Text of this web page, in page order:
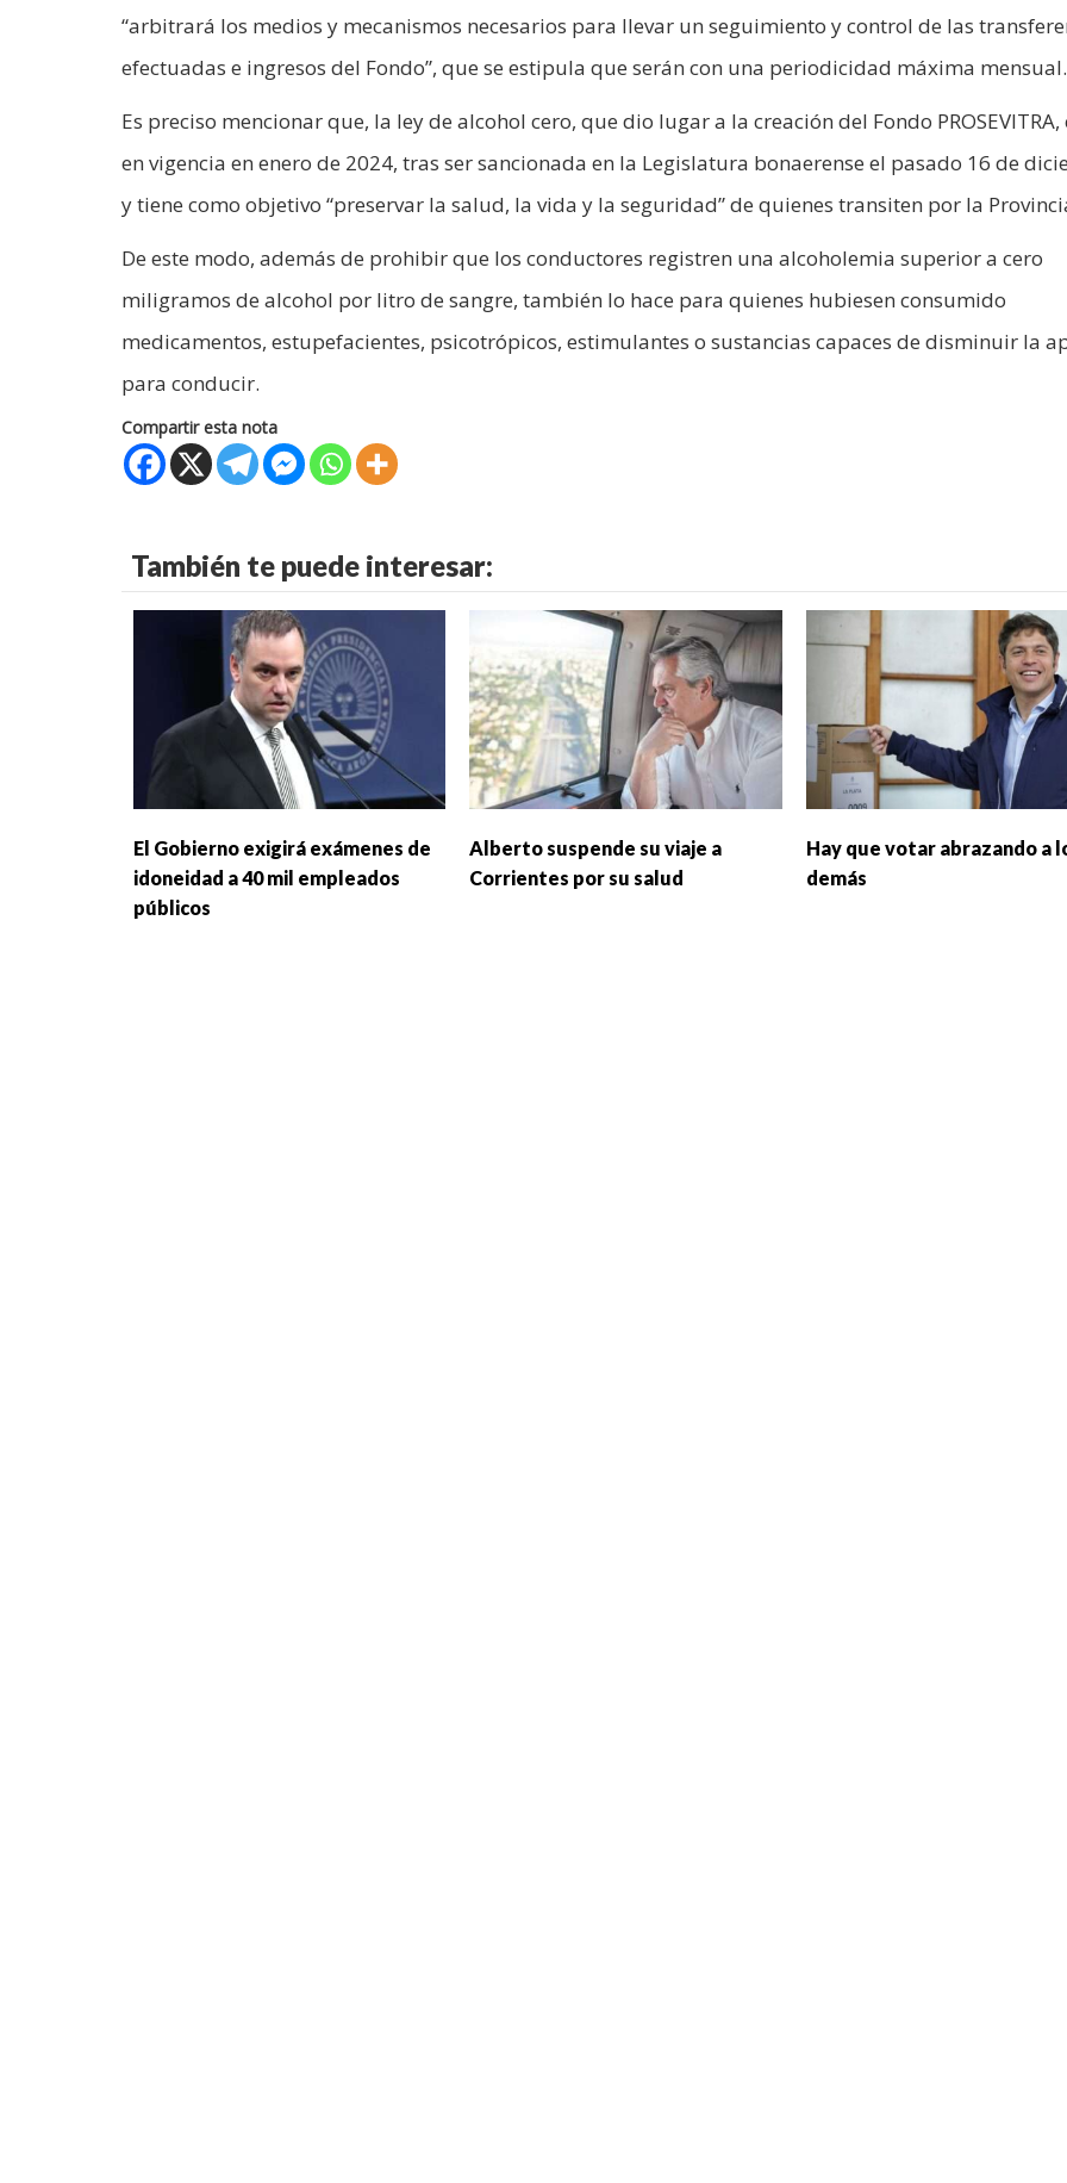
“arbitrará los medios y mecanismos necesarios para llevar un seguimiento y control de las
efectuadas e ingresos del Fondo”, que se estipula que serán con una periodicidad máxima mensual.
Es preciso mencionar que, la ley de alcohol cero, que dio lugar a la creación del Fondo
en vigencia en enero de 2024, tras ser sancionada en la Legislatura bonaerense el pasado 16 de
y tiene como objetivo “preservar la salud, la vida y la seguridad” de quienes transiten por la
De este modo, además de prohibir que los conductores registren una alcoholemia superior a cero
miligramos de alcohol por litro de sangre, también lo hace para quienes hubiesen consumido
medicamentos, estupefacientes, psicotrópicos, estimulantes o sustancias capaces de disminuir la
para conducir.
Compartir esta nota
También te puede interesar:
El Gobierno exigirá exámenes de
idoneidad a 40 mil empleados
públicos
Alberto suspende su viaje a
Corrientes por su salud
Hay que votar abrazando a
demás